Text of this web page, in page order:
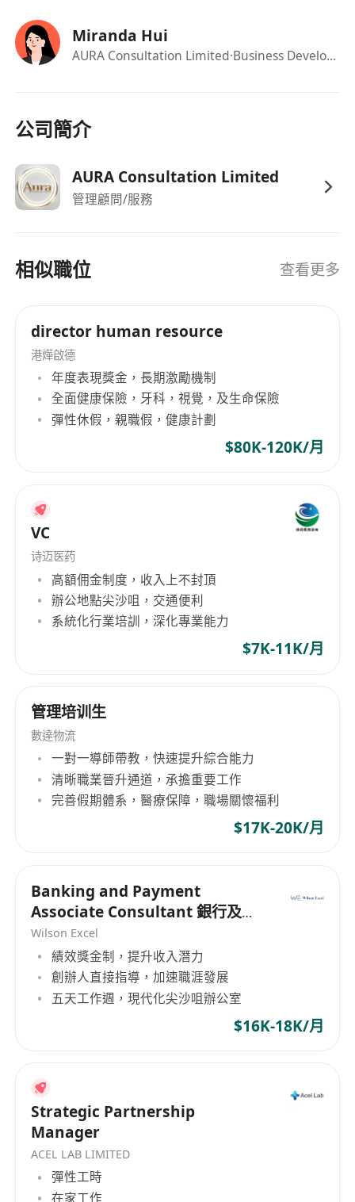
語境（如IG輕快口語、小紅書生活化敘事），文
字精準、有記憶點且符合品牌聲量定位。
熟練操作修圖工具（Photoshop、Canva）及短
CapCut），具備基礎攝影構圖與聲音處理概念
者尤佳。
深入理解主流社羣平臺運作邏輯，特別是
Instagram Reels 流量機制、小紅書推薦演算法
與內容權重規則。
亦歡迎具1–3年實務經驗者——曾成功推動粉絲
語言能力：流利廣東話（為日常溝通、文案語感
與聲音內容製作之必要條件）；良好英文讀寫能
力（可獨立閱讀國際趨勢報告、撰寫雙語貼
文）；普通話具基本溝通能力。
個人特質：反應敏捷、自律高效，具備強烈責任
感與細緻執行力；對流行文化、Z世代行為模
輸出。
福利：
酬金
彈性工時
生日假
豐厚薪酬
中國假期
特別／額外事假
五天工作周
Miranda Hui
AURA Consultation Limited·Business Development Manager
公司簡介
AURA Consultation Limited
管理顧問/服務
相似職位 查看更多
director human resource
港燁啟德
年度表現獎金，長期激勵機制
全面健康保險，牙科，視覺，及生命保險
彈性休假，親職假，健康計劃
$80K-120K/月
VC
诗迈医药
高額佣金制度，收入上不封頂
辦公地點尖沙咀，交通便利
系統化行業培訓，深化專業能力
$7K-11K/月
管理培训生
數達物流
一對一導師帶教，快速提升綜合能力
清晰職業晉升通道，承擔重要工作
完善假期體系，醫療保障，職場關懷福利
$17K-20K/月
Banking and Payment
Associate Consultant 銀行及支
付助理顧問
Wilson Excel
績效獎金制，提升收入潛力
創辦人直接指導，加速職涯發展
五天工作週，現代化尖沙咀辦公室
$16K-18K/月
Strategic Partnership
Manager
ACEL LAB LIMITED
彈性工時
在家工作